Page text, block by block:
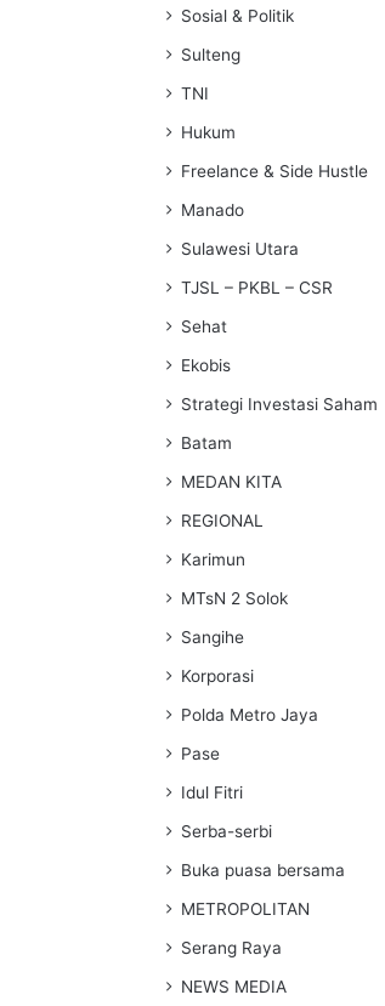
Sosial & Politik
Sulteng
TNI
Hukum
Freelance & Side Hustle
Manado
Sulawesi Utara
TJSL – PKBL – CSR
Sehat
Ekobis
Strategi Investasi Saham
Batam
MEDAN KITA
REGIONAL
Karimun
MTsN 2 Solok
Sangihe
Korporasi
Polda Metro Jaya
Pase
Idul Fitri
Serba-serbi
Buka puasa bersama
METROPOLITAN
Serang Raya
NEWS MEDIA